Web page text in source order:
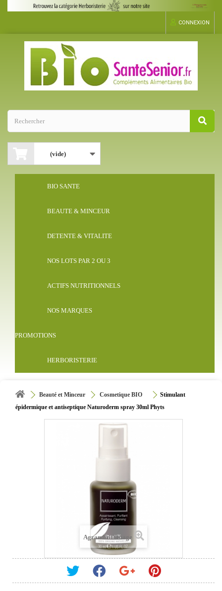
CONNEXION
(vide)
BIO SANTE
BEAUTE & MINCEUR
DETENTE & VITALITE
NOS LOTS PAR 2 OU 3
ACTIFS NUTRITIONNELS
NOS MARQUES
PROMOTIONS
HERBORISTERIE
Beauté et Minceur Cosmetique BIO
Stimulant
épidermique et antiseptique Naturoderm spray 30ml Phyts
Agrandir l'image